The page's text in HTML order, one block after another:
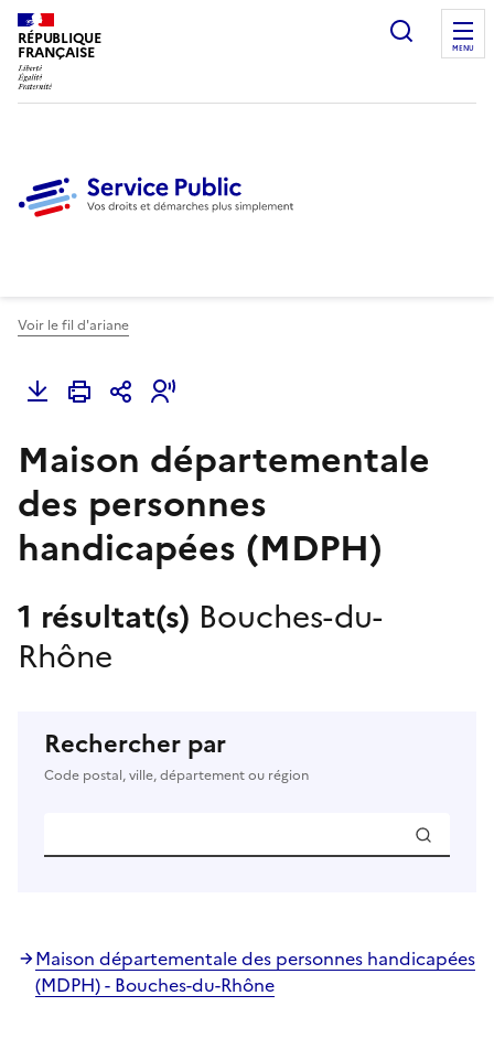
RÉPUBLIQUE
FRANÇAISE
Ouvrir
MENU
Voir le fil d'ariane
Maison départementale
des personnes
handicapées (MDPH)
1 résultat(s) Bouches-du-
Rhône
Rechercher par
Code postal, ville, département ou région
Maison départementale des personnes handicapées
(MDPH) - Bouches-du-Rhône